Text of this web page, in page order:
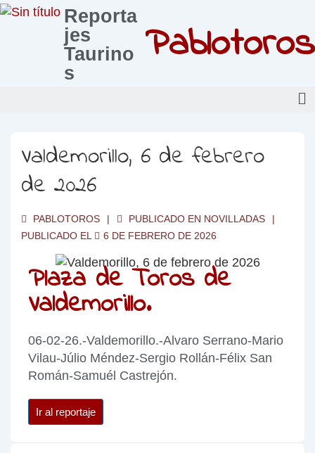
Reporta
jes
Taurino
s
Pablotoros
Valdemorillo, 6 de febrero
de 2026
PABLOTOROS PUBLICADO EN NOVILLADAS
PUBLICADO EL
6 DE FEBRERO DE 2026
Plaza de Toros de
Valdemorillo.
06-02-26.-Valdemorillo.-Alvaro Serrano-Mario
Vilau-Júlio Méndez-Sergio Rollán-Félix San
Román-Samuél Castrejón.
Ir al reportaje